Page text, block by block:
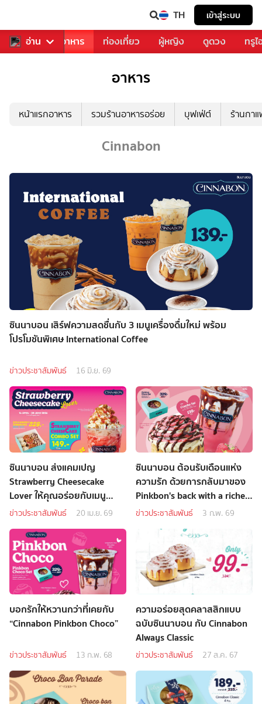
TH เข้าสู่ระบบ
อ่าน
การเพลง อาหาร ท่องเที่ยว ผู้หญิง ดูดวง ทรู
อาหาร
หน้าแรกอาหาร รวมร้านอาหารอร่อย บุฟเฟ่ต์ ร้านกา
Cinnabon
ซินนาบอน เสิร์ฟความสดชื่นกับ 3 เมนูเครื่องดื่มใหม่ พร้อม
โปรโมชันพิเศษ International Coffee
ข่าวประชาสัมพันธ์ 16 มิ.ย. 69
ซินนาบอน ส่งแคมเปญ
Strawberry Cheesecake
Lover ให้คุณอร่อยกับเมนู
พิเศษเอาใจคนรักชีสเค้ก
ข่าวประชาสัมพันธ์ 20 เม.ย. 69
ซินนาบอน ต้อนรับเดือนแห่ง
ความรัก ด้วยการกลับมาของ
Pinkbon's back with a richer
flavor!
ข่าวประชาสัมพันธ์ 3 ก.พ. 69
บอกรักให้หวานกว่าที่เคยกับ
“Cinnabon Pinkbon Choco”
ข่าวประชาสัมพันธ์ 13 ก.พ. 68
ความอร่อยสุดคลาสสิกแบบ
ฉบับซินนาบอน กับ Cinnabon
Always Classic
ข่าวประชาสัมพันธ์ 27 ส.ค. 67